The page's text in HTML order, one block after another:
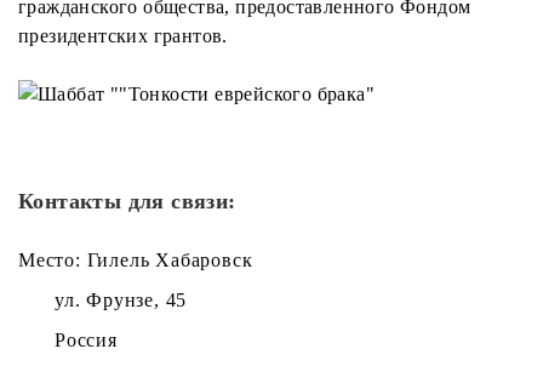
гражданского общества, предоставленного Фондом
президентских грантов.
Контакты для связи:
Место: Гилель Хабаровск
ул. Фрунзе, 45
Россия